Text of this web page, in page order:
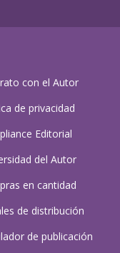
con el Autor
de privacidad
Editorial
del Autor
en cantidad
de distribución
de publicación